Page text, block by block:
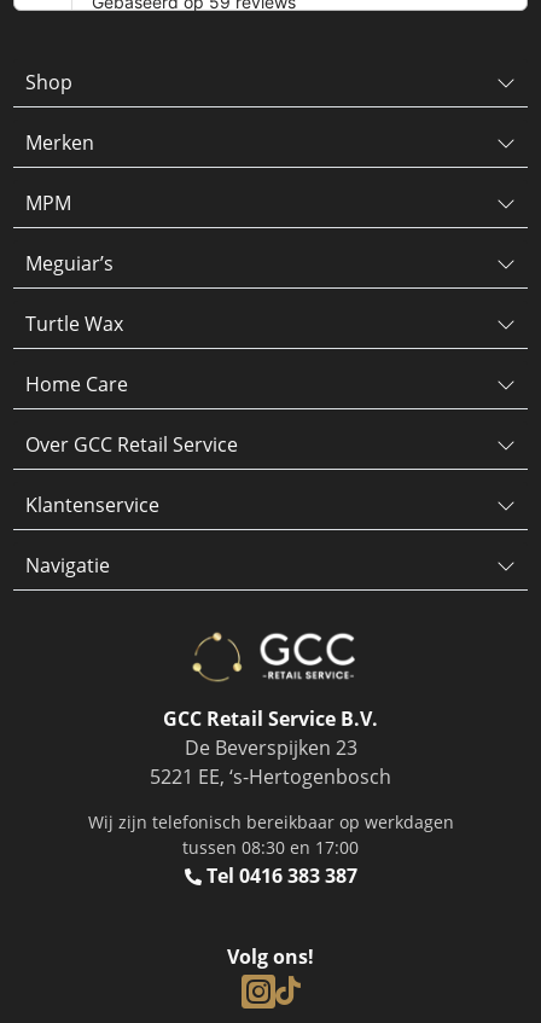
Shop
Merken
MPM
Meguiar’s
Turtle Wax
Home Care
Over GCC Retail Service
Klantenservice
Navigatie
GCC Retail Service B.V.
De Beverspijken 23
5221 EE, ‘s-Hertogenbosch
Wij zijn telefonisch bereikbaar op werkdagen
tussen 08:30 en 17:00
Tel 0416 383 387
Volg ons!